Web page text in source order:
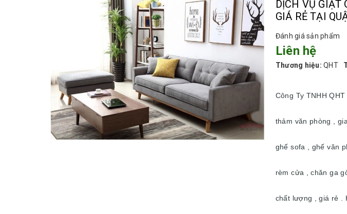
DỊCH VỤ GIẶT
GIÁ RẺ TẠI
Đánh giá sản phẩm
Liên hệ
Thương hiệu: QHT
Công Ty TNHH
thảm văn phòng ,
ghế sofa , ghế văn
rèm cửa , chăn ga
chất lượng , giá rẻ .